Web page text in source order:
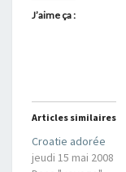
J’aime ça :
Articles similaires
Croatie adorée
jeudi 15 mai 2008